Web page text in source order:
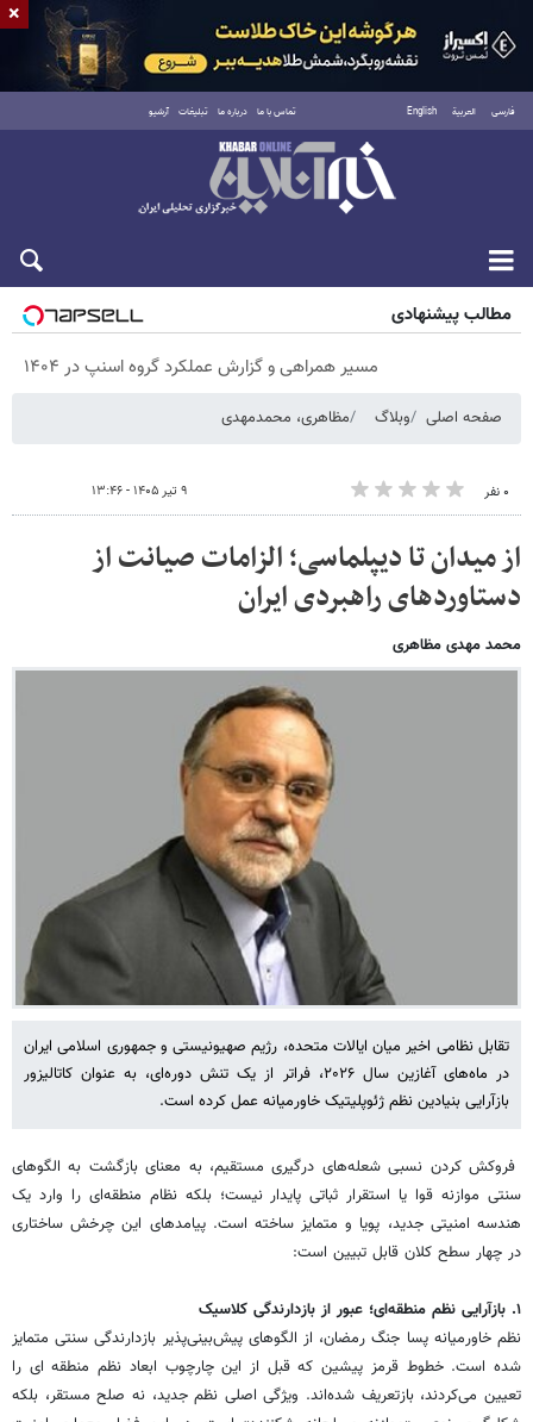
فارسی العربية English تماس با ما درباره ما تبلیغات آرشیو
پنجشنبه ۱۵ مرداد ۱۴۰۵
مطالب پیشنهادی
مسیر همراهی و گزارش عملکرد گروه اسنپ در ۱۴۰۴
صفحه اصلی وبلاگ مظاهری، محمدمهدی
۰ نفر ۹ تیر ۱۴۰۵ - ۱۳:۴۶
از میدان تا دیپلماسی؛ الزامات صیانت از
دستاوردهای راهبردی ایران
محمد مهدی مظاهری
تقابل نظامی اخیر میان ایالات متحده، رژیم صهیونیستی و جمهوری اسلامی ایران
در ماه‌های آغازین سال ۲۰۲۶، فراتر از یک تنش دوره‌ای، به عنوان کاتالیزور
بازآرایی بنیادین نظم ژئوپلیتیک خاورمیانه عمل کرده است.
فروکش کردن نسبی شعله‌های درگیری مستقیم، به معنای بازگشت به الگوهای
سنتی موازنه قوا یا استقرار ثباتی پایدار نیست؛ بلکه نظام منطقه‌ای را وارد یک
هندسه امنیتی جدید، پویا و متمایز ساخته است. پیامدهای این چرخش ساختاری
در چهار سطح کلان قابل تبیین است:
۱. بازآرایی نظم منطقه‌ای؛ عبور از بازدارندگی کلاسیک
نظم خاورمیانه پسا جنگ رمضان، از الگوهای پیش‌بینی‌پذیر بازدارندگی سنتی متمایز
شده است. خطوط قرمز پیشین که قبل از این چارچوب ابعاد نظم منطقه ای را
تعیین می‌کردند، بازتعریف شده‌اند. ویژگی اصلی نظم جدید، نه صلح مستقر، بلکه
×